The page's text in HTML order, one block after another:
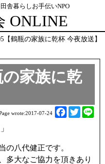
舎暮らしお手伝いNPO
ONLINE
【鶴瓶の家族に乾杯 今夜放送】
の家族に乾
wrote:2017-07-24
F
b
T
t
の八代健正です。
多大なご協力を頂きあり